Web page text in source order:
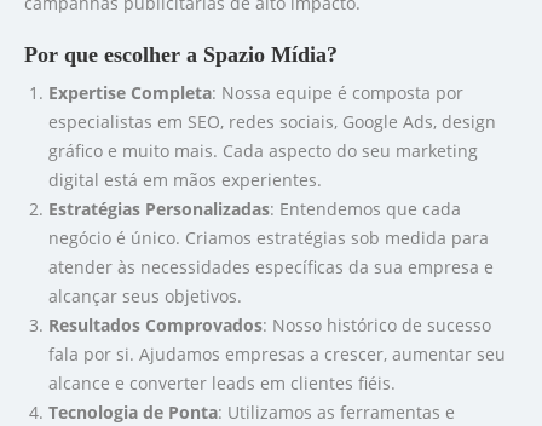
Por que escolher a Spazio Mídia?
Expertise Completa: Nossa equipe é composta por
especialistas em SEO, redes sociais, Google Ads, design
gráfico e muito mais. Cada aspecto do seu marketing
digital está em mãos experientes.
Estratégias Personalizadas: Entendemos que cada
negócio é único. Criamos estratégias sob medida para
atender às necessidades específicas da sua empresa e
alcançar seus objetivos.
Resultados Comprovados: Nosso histórico de sucesso
fala por si. Ajudamos empresas a crescer, aumentar seu
alcance e converter leads em clientes fiéis.
Tecnologia de Ponta: Utilizamos as ferramentas e